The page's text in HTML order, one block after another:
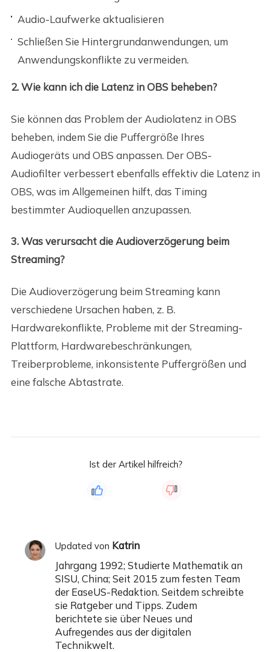
Audio-Laufwerke aktualisieren
Schließen Sie Hintergrundanwendungen, um
Anwendungskonflikte zu vermeiden.
2. Wie kann ich die Latenz in OBS beheben?
Sie können das Problem der Audiolatenz in OBS
beheben, indem Sie die Puffergröße Ihres
Audiogeräts und OBS anpassen. Der OBS-
Audiofilter verbessert ebenfalls effektiv die Latenz in
OBS, was im Allgemeinen hilft, das Timing
bestimmter Audioquellen anzupassen.
3. Was verursacht die Audioverzögerung beim
Streaming?
Die Audioverzögerung beim Streaming kann
verschiedene Ursachen haben, z. B.
Hardwarekonflikte, Probleme mit der Streaming-
Plattform, Hardwarebeschränkungen,
Treiberprobleme, inkonsistente Puffergrößen und
eine falsche Abtastrate.
Ist der Artikel hilfreich?
Updated von Katrin
Jahrgang 1992; Studierte Mathematik an
SISU, China; Seit 2015 zum festen Team
der EaseUS-Redaktion. Seitdem schreibte
sie Ratgeber und Tipps. Zudem
berichtete sie über Neues und
Aufregendes aus der digitalen
Technikwelt.